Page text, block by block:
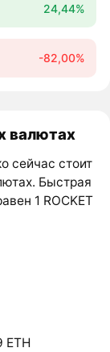
24,44%
-82,00%
валютах
сейчас стоит
Быстрая
1 ROCKET
ETH